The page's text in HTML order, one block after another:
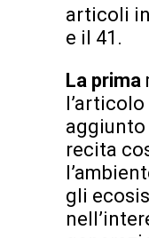
articoli
e il 41.
La prima
aggiunto
recita
gli